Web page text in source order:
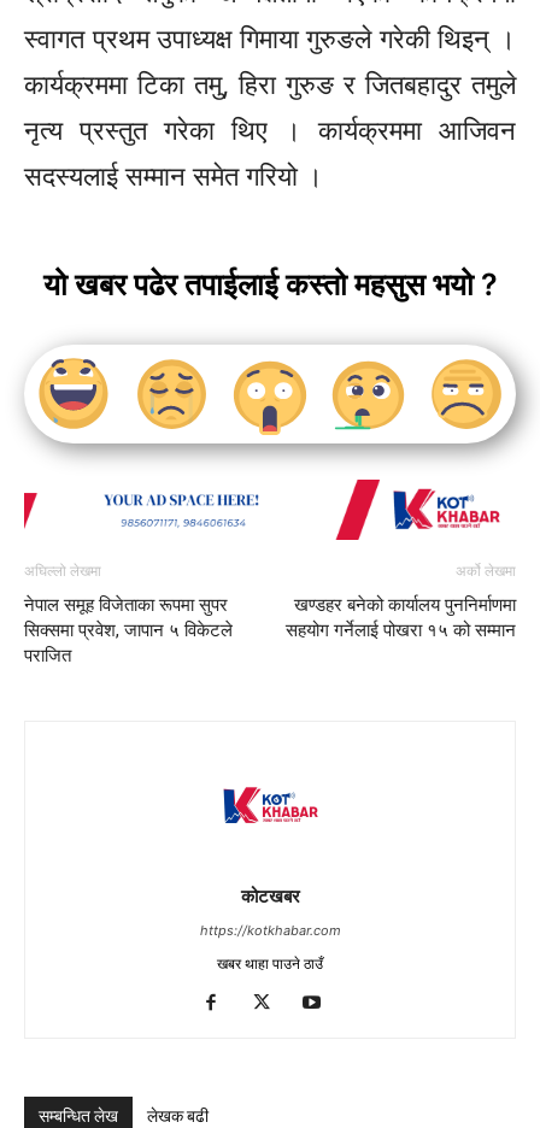
स्वागत प्रथम उपाध्यक्षगिमायागुरुङले गरेकीथिइन् ।
कार्यक्रममा टिका तमु, हिरा गुरुङ र जितबहादुर तमुले
नृत्य प्रस्तुत गरेका थिए । कार्यक्रममा आजिवन
सदस्यलाई सम्मान समेत गरियो ।
यो खबर पढेर तपाईलाई कस्तो महसुस भयो ?
अघिल्लो लेखमा
नेपाल समूह विजेताका रूपमा सुपर
सिक्समा प्रवेश, जापान ५ विकेटले
पराजित
अर्को लेखमा
खण्डहर बनेको कार्यालय पुननिर्माणमा
सहयोग गर्नेलाई पोखरा १५ को सम्मान
कोटखबर
https://kotkhabar.com
खबर थाहा पाउने ठाउँ
सम्बन्धित लेख लेखक बढी